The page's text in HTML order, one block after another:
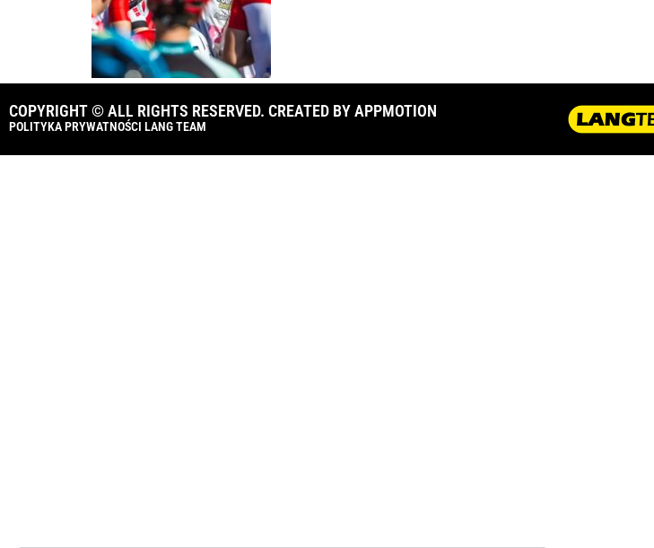
COPYRIGHT © ALL RIGHTS RESERVED. CREATED BYAPPMOTION
POLITYKA PRYWATNOŚCI LANG TEAM